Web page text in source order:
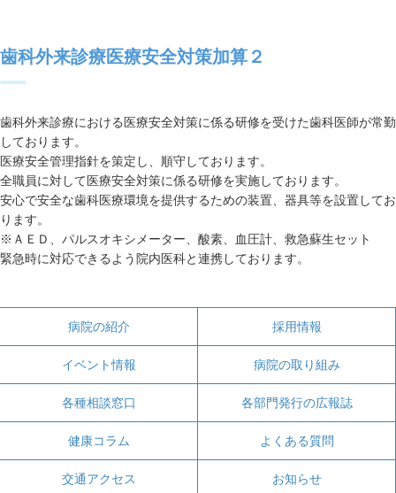
歯科外来診療医療安全対策加算２
歯科外来診療における医療安全対策に係る研修を受けた歯科医師が常勤
しております。
医療安全管理指針を策定し、順守しております。
全職員に対して医療安全対策に係る研修を実施しております。
安心で安全な歯科医療環境を提供するための装置、器具等を設置してお
ります。
※ＡＥＤ、パルスオキシメーター、酸素、血圧計、救急蘇生セット
緊急時に対応できるよう院内医科と連携しております。
病院の紹介 採用情報
イベント情報 病院の取り組み
各種相談窓口 各部門発行の広報誌
健康コラム よくある質問
交通アクセス お知らせ